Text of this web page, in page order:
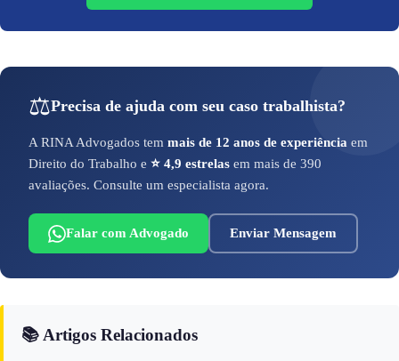
⚖️Precisa de ajuda com seu caso trabalhista?
A RINA Advogados tem mais de 12 anos de experiência em
Direito do Trabalho e ⭐ 4,9 estrelas em mais de 390
avaliações. Consulte um especialista agora.
Falar com Advogado Enviar Mensagem
📚 Artigos Relacionados